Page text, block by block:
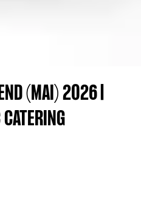
(MAI) 2026 |